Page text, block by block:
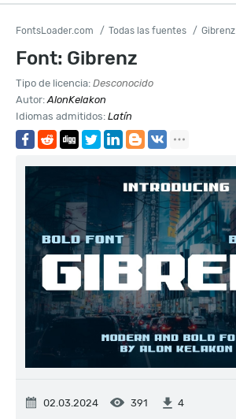
FontsLoader.com Todas las fuentes Gibrenz
Font: Gibrenz
Tipo de licencia: Desconocido
Autor:AlonKelakon
Idiomas admitidos: Latín
02.03.2024 391 4